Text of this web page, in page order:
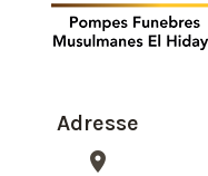
Adresse
place